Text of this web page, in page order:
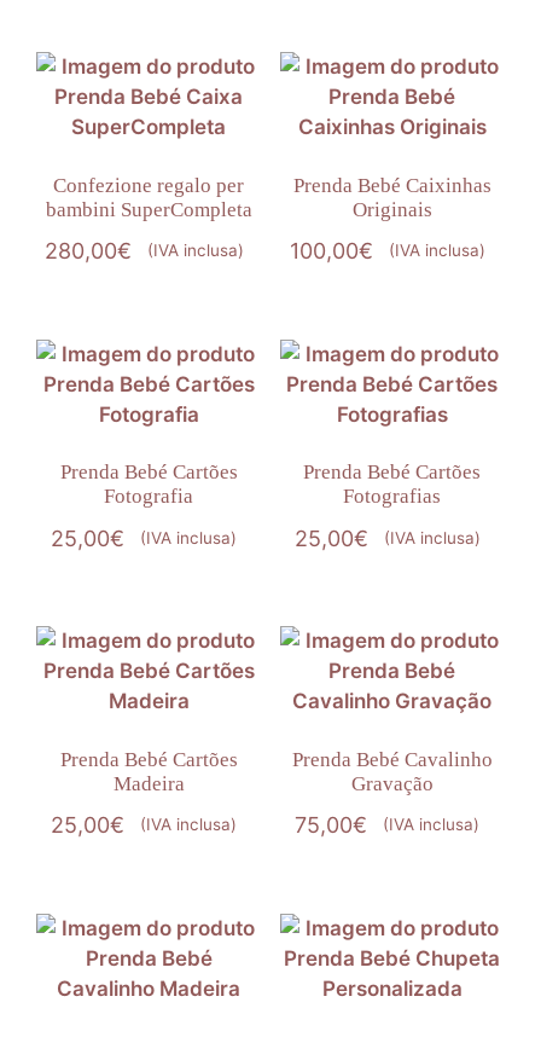
Confezione regalo per
bambini SuperCompleta
280,00€ (IVA inclusa)
Prenda Bebé Caixinhas
Originais
100,00€ (IVA inclusa)
Prenda Bebé Cartões
Fotografia
25,00€ (IVA inclusa)
Prenda Bebé Cartões
Fotografias
25,00€ (IVA inclusa)
Prenda Bebé Cartões
Madeira
25,00€ (IVA inclusa)
Prenda Bebé Cavalinho
Gravação
75,00€ (IVA inclusa)